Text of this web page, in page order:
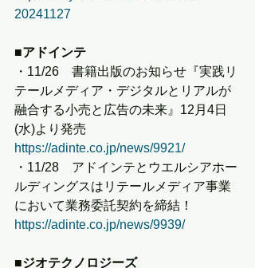
20241127
■アドインテ
・11/26　書籍出版のお知らせ『実践リ
テールメディア・デジタルとリアルが
融合する小売と広告の未来』12月4日
(水)より発売
https://adinte.co.jp/news/9921/
・11/28　アドインテとウエルシアホー
ルディングスはリテールメディア事業
において業務委託契約を締結！
https://adinte.co.jp/news/9939/
■ジオテクノロジーズ